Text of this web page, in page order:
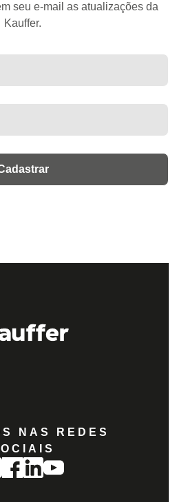
seu e-mail as atualizações da
Kauffer.
NAS REDES